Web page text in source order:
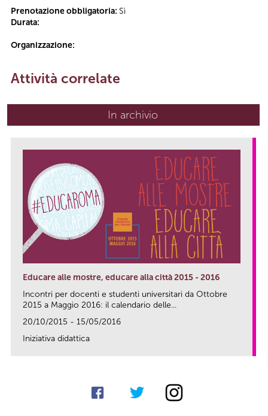
Prenotazione obbligatoria: Sì
Durata:
Organizzazione:
Attività correlate
In archivio
Educare alle mostre, educare alla città 2015 - 2016
Incontri per docenti e studenti universitari da Ottobre
2015 a Maggio 2016: il calendario delle...
20/10/2015 - 15/05/2016
Iniziativa didattica